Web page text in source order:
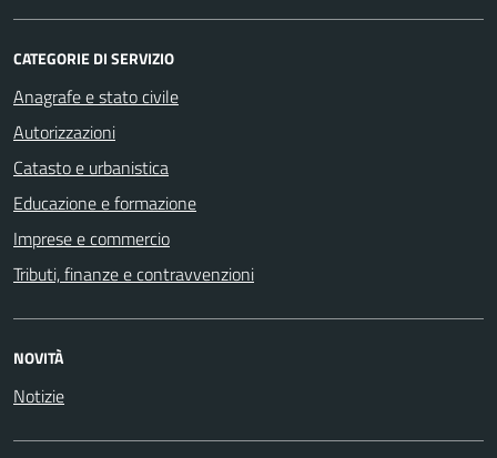
CATEGORIE DI SERVIZIO
Anagrafe e stato civile
Autorizzazioni
Catasto e urbanistica
Educazione e formazione
Imprese e commercio
Tributi, finanze e contravvenzioni
NOVITÀ
Notizie